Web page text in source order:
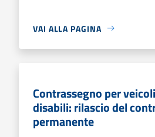
VAI ALLA PAGINA
Contrassegno per
disabili: rilascio del
permanente